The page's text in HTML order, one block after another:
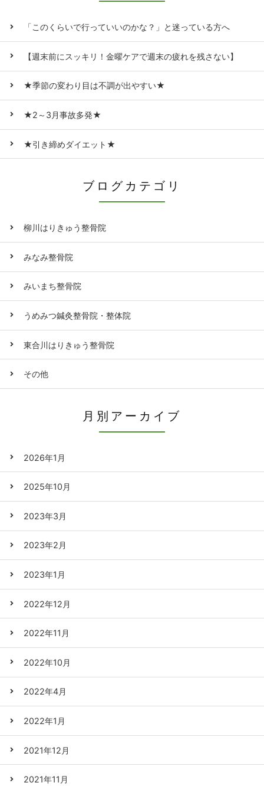
「このくらいで行っていいのかな？」と迷っている方へ
【週末前にスッキリ！金曜ケアで週末の疲れを残さない】
★季節の変わり目は不調が出やすい★
★2～3月事故多発★
★引き締めダイエット★
ブログカテゴリ
柳川はりきゅう整骨院
みなみ整骨院
みいまち整骨院
うめみつ鍼灸整骨院・整体院
東合川はりきゅう整骨院
その他
月別アーカイブ
2026年1月
2025年10月
2023年3月
2023年2月
2023年1月
2022年12月
2022年11月
2022年10月
2022年4月
2022年1月
2021年12月
2021年11月